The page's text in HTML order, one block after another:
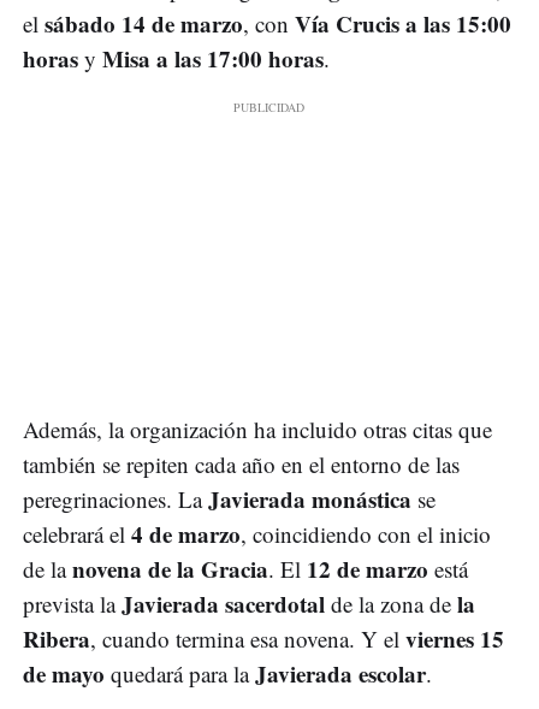
el sábado 14 de marzo, con Vía Crucis a las 15:00
horas y Misa a las 17:00 horas.
Además, la organización ha incluido otras citas que
también se repiten cada año en el entorno de las
peregrinaciones. LaJavierada monástica se
celebrará el 4 de marzo, coincidiendo con el inicio
de lanovena de la Gracia. El 12 de marzo está
prevista laJavierada sacerdotal de la zona de la
Ribera, cuando termina esa novena. Y el viernes 15
de mayo quedará para laJavierada escolar.